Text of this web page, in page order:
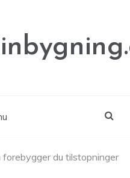
forebygger du tilstopninger